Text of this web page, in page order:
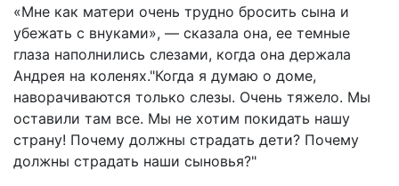
«Мне как матери очень трудно бросить сына и
убежать с внуками», — сказала она, ее темные
глаза наполнились слезами, когда она держала
Андрея на коленях."Когда я думаю о доме,
наворачиваются только слезы. Очень тяжело. Мы
оставили там все. Мы не хотим покидать нашу
страну! Почему должны страдать дети? Почему
должны страдать наши сыновья?"